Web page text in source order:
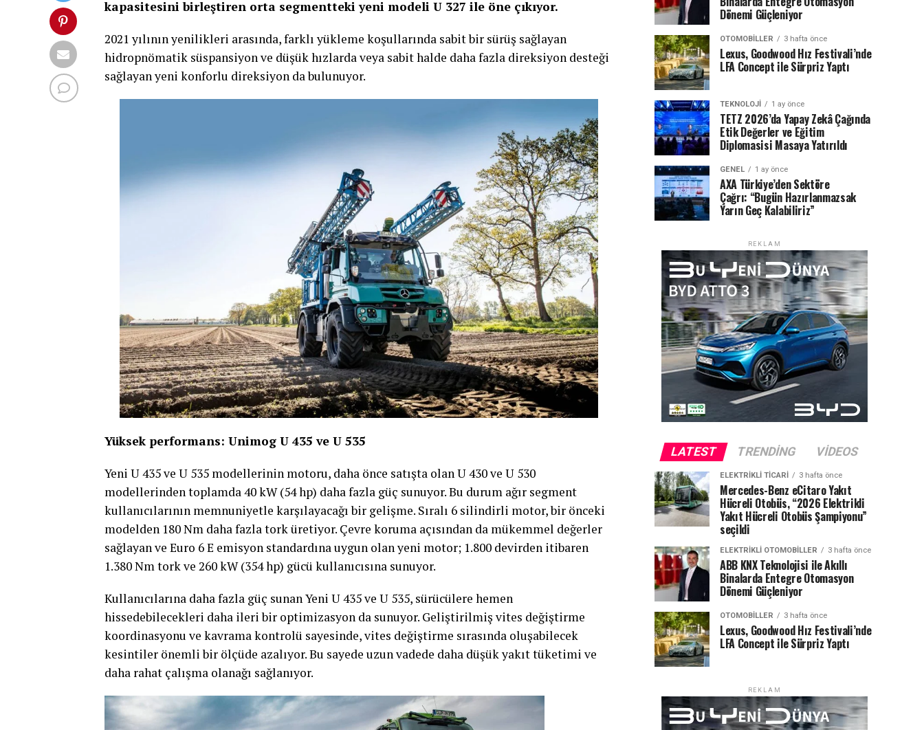
kapasitesini birleştiren orta segmentteki yeni modeli U 327 ile öne çıkıyor.
2021 yılının yenilikleri arasında, farklı yükleme koşullarında sabit bir sürüş sağlayan
hidropnömatik süspansiyon ve düşük hızlarda veya sabit halde daha fazla direksiyon desteği
sağlayan yeni konforlu direksiyon da bulunuyor.
Yüksek performans: Unimog U 435 ve U 535
Yeni U 435 ve U 535 modellerinin motoru, daha önce satışta olan U 430 ve U 530
modellerinden toplamda 40 kW (54 hp) daha fazla güç sunuyor. Bu durum ağır segment
kullanıcılarının memnuniyetle karşılayacağı bir gelişme. Sıralı 6 silindirli motor, bir önceki
modelden 180 Nm daha fazla tork üretiyor. Çevre koruma açısından da mükemmel değerler
sağlayan ve Euro 6 E emisyon standardına uygun olan yeni motor; 1.800 devirden itibaren
1.380 Nm tork ve 260 kW (354 hp) gücü kullanıcısına sunuyor.
Kullanıcılarına daha fazla güç sunan Yeni U 435 ve U 535, sürücülere hemen
hissedebilecekleri daha ileri bir optimizasyon da sunuyor. Geliştirilmiş vites değiştirme
koordinasyonu ve kavrama kontrolü sayesinde, vites değiştirme sırasında oluşabilecek
kesintiler önemli bir ölçüde azalıyor. Bu sayede uzun vadede daha düşük yakıt tüketimi ve
daha rahat çalışma olanağı sağlanıyor.
Dönemi Güçleniyor
OTOMOBILLER 3 hafta önce
Lexus, Goodwood Hız Festivali’nde
LFA Concept ile Sürpriz Yaptı
TEKNOLOJI 1 ay önce
TETZ 2026’da Yapay Zekâ Çağında
Etik Değerler ve Eğitim
Diplomasisi Masaya Yatırıldı
GENEL 1 ay önce
AXA Türkiye’den Sektöre
Çağrı: “Bugün Hazırlanmazsak
Yarın Geç Kalabiliriz”
REKLAM
LATEST TRENDING VIDEOS
ELEKTRIKLI TICARI 3 hafta önce
Mercedes-Benz eCitaro Yakıt
Hücreli Otobüs, “2026 Elektrikli
Yakıt Hücreli Otobüs Şampiyonu”
seçildi
ELEKTRIKLI OTOMOBILLER 3 hafta önce
ABB KNX Teknolojisi ile Akıllı
Binalarda Entegre Otomasyon
Dönemi Güçleniyor
OTOMOBILLER 3 hafta önce
Lexus, Goodwood Hız Festivali’nde
LFA Concept ile Sürpriz Yaptı
REKLAM